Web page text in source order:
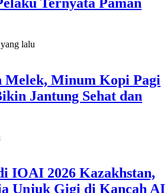
Ternyata Paman
lalu
Melek, Minum Kopi Pagi
Jantung Sehat dan
IOAI 2026 Kazakhstan,
Unjuk Gigi di Kancah AI